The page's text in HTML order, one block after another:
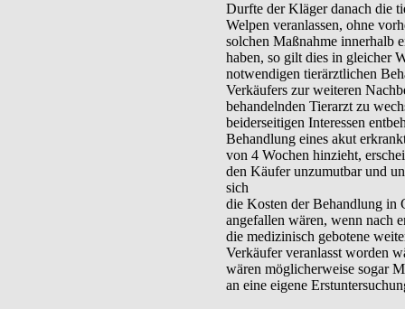
Durfte der Kläger danach die
Welpen veranlassen, ohne
solchen Maßnahme innerhalb
haben, so gilt dies in gleicher
notwendigen tierärztlichen
Verkäufers zur weiteren
behandelnden Tierarzt zu
beiderseitigen Interessen
Behandlung eines akut
von 4 Wochen hinzieht,
den Käufer unzumutbar und
sich
die Kosten der Behandlung in
angefallen wären, wenn nach
die medizinisch gebotene
Verkäufer veranlasst worden
wären möglicherweise sogar
an eine eigene